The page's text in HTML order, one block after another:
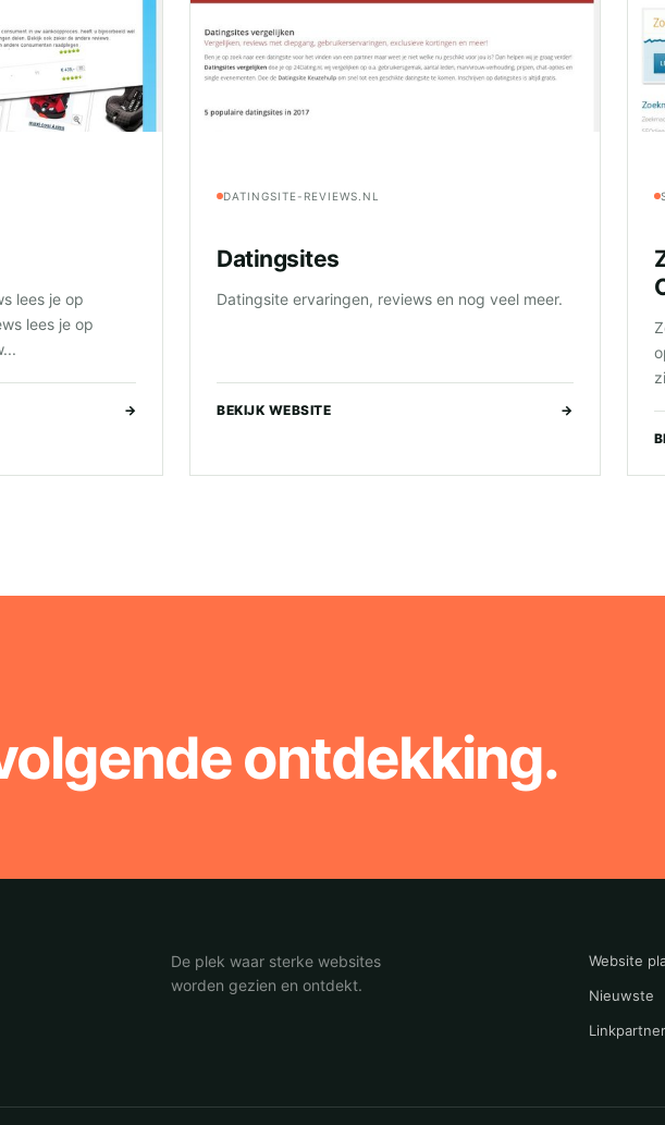
lees je op
lees je op
→
DATINGSITE-REVIEWS.NL
Datingsites
Datingsite ervaringen, reviews en nog veel meer.
BEKIJK WEBSITE →
ontdekking.
De plek waar sterke websites
worden gezien en ontdekt.
Website
Nieuwste